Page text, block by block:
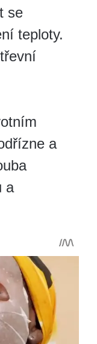
se
teploty.
a
a